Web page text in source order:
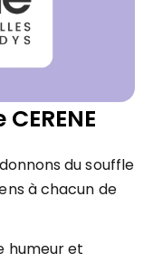
du souffle
à chacun de
humeur et